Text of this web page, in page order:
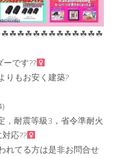
ーです??‍
りもお安く建築?
，耐震等級3，省令準耐火
応??‍
れてる方は是非お問合せ